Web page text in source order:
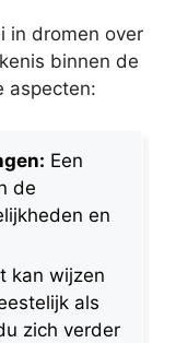
in dromen over
binnen de
aspecten:
Een
de
en
kan wijzen
als
zich verder